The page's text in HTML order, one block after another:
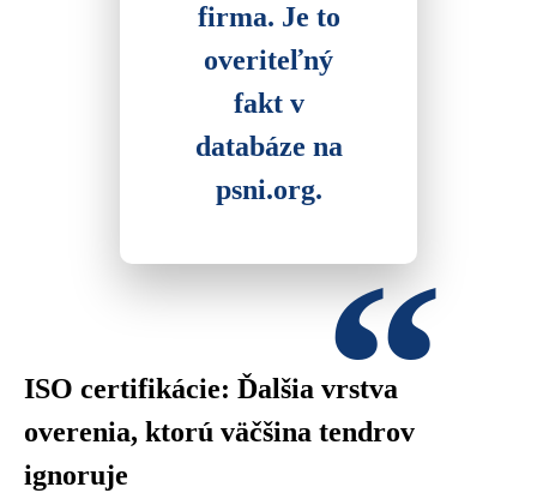
firma. Je to
overiteľný
fakt v
databáze na
psni.org.
ISO certifikácie: Ďalšia vrstva
overenia, ktorú väčšina tendrov
ignoruje